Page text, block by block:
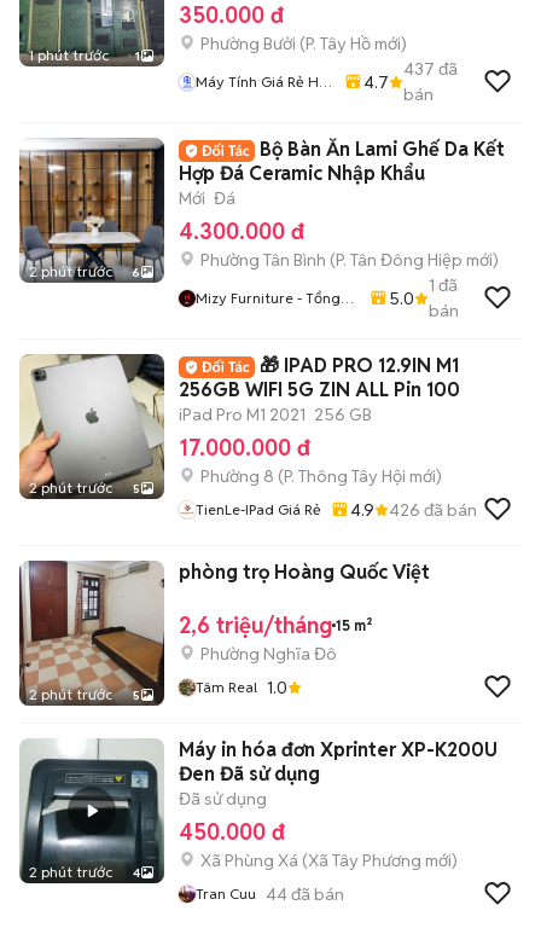
1 phút trước 1
350.000 đ
Phường Bưởi (P. Tây Hồ mới)
Máy Tính Giá Rẻ Hà
4.7
437 đã
bán
2 phút trước 6
Bộ Bàn Ăn Lami Ghế Da Kết
Hợp Đá Ceramic Nhập Khẩu
Mới Đá
4.300.000 đ
Phường Tân Bình (P. Tân Đông Hiệp mới)
Mizy Furniture - Tổng
5.0
1 đã
bán
2 phút trước 5
🎁 IPAD PRO 12.9IN M1
256GB WIFI 5G ZIN ALL Pin 100
iPad Pro M1 2021 256 GB
17.000.000 đ
Phường 8 (P. Thông Tây Hội mới)
TienLe-IPad Giá Rẻ 4.9 426 đã bán
2 phút trước 5
phòng trọ Hoàng Quốc Việt
2,6 triệu/tháng 15 m²
Phường Nghĩa Đô
Tâm Real 1.0
2 phút trước 4
Máy in hóa đơn Xprinter XP-K200U
Đen Đã sử dụng
Đã sử dụng
450.000 đ
Xã Phùng Xá (Xã Tây Phương mới)
Tran Cuu 44đã bán